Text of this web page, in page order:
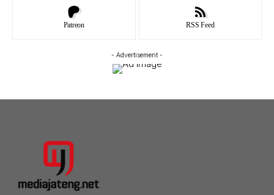
Patreon RSS Feed
- Advertisement -